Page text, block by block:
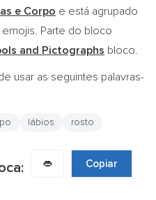
e Corpo e está agrupado
emojis. Parte do bloco
and Pictographs bloco.
usar as seguintes palavras-
lábios rosto
👄 Copiar